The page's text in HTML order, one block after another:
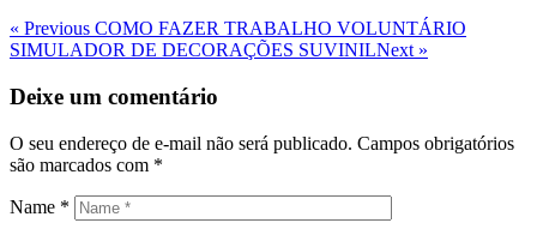
Navegação
de
Post
Previous
Post
« Previous COMO FAZER TRABALHO VOLUNTÁRIO
Next
SIMULADOR DE DECORAÇÕES SUVINILNext »
Deixe um comentário
O seu endereço de e-mail não será publicado. Campos obrigatórios
são marcados com *
Name *